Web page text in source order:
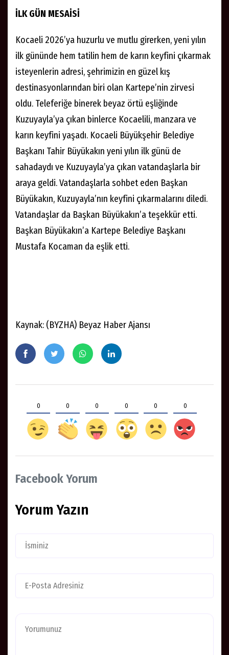
İLK GÜN MESAİSİ
Kocaeli 2026’ya huzurlu ve mutlu girerken, yeni yılın
ilk gününde hem tatilin hem de karın keyfini çıkarmak
isteyenlerin adresi, şehrimizin en güzel kış
destinasyonlarından biri olan Kartepe’nin zirvesi
oldu. Teleferiğe binerek beyaz örtü eşliğinde
Kuzuyayla’ya çıkan binlerce Kocaelili, manzara ve
karın keyfini yaşadı. Kocaeli Büyükşehir Belediye
Başkanı Tahir Büyükakın yeni yılın ilk günü de
sahadaydı ve Kuzuyayla’ya çıkan vatandaşlarla bir
araya geldi. Vatandaşlarla sohbet eden Başkan
Büyükakın, Kuzuyayla’nın keyfini çıkarmalarını diledi.
Vatandaşlar da Başkan Büyükakın’a teşekkür etti.
Başkan Büyükakın’a Kartepe Belediye Başkanı
Mustafa Kocaman da eşlik etti.
Kaynak: (BYZHA) Beyaz Haber Ajansı
0 0 0 0 0 0
Facebook Yorum
Yorum Yazın